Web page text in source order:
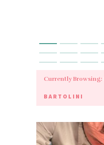
Currently Browsing:
BARTOLINI